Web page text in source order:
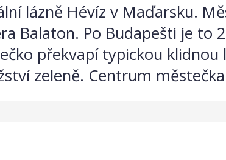
lázně Hévíz v Maďarsku.
Balaton. Po Budapešti je to
překvapí typickou
zeleně. Centrum